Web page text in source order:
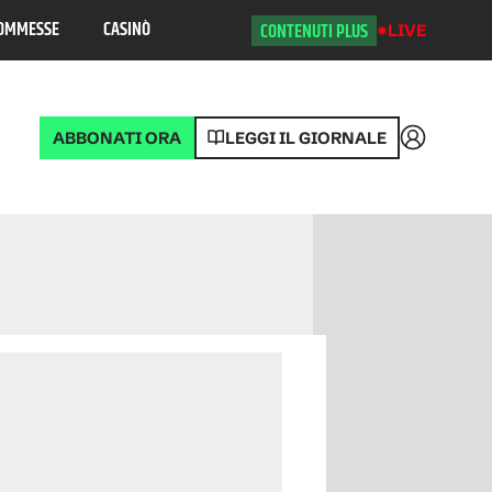
CASINÒ CONTENUTI PLUS LIVE
ABBONATI ORA LEGGI IL GIORNALE Accedi